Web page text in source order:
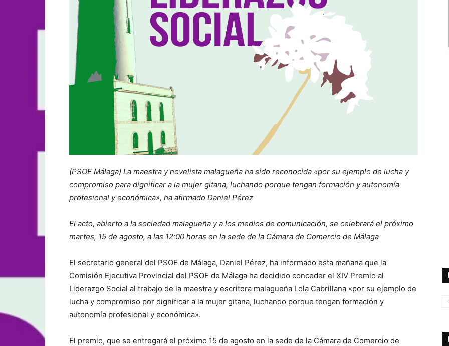
(PSOE Málaga) La maestra y novelista malagueña ha sido reconocida «por su ejemplo de lucha y
compromiso para dignificar a la mujer gitana, luchando porque tengan formación y autonomía
profesional y económica», ha afirmado Daniel Pérez
El acto, abierto a la sociedad malagueña y a los medios de comunicación, se celebrará el próximo
martes, 15 de agosto, a las 12:00 horas en la sede de la Cámara de Comercio de Málaga
El secretario general del PSOE de Málaga, Daniel Pérez, ha informado esta mañana que la
Comisión Ejecutiva Provincial del PSOE de Málaga ha decidido conceder el XIV Premio al
Liderazgo Social al trabajo de la maestra y escritora malagueña Lola Cabrillana «por su ejemplo de
lucha y compromiso por dignificar a la mujer gitana, luchando porque tengan formación y
autonomía profesional y económica».
El premio, que se entregará el próximo 15 de agosto en la sede de la Cámara de Comercio de